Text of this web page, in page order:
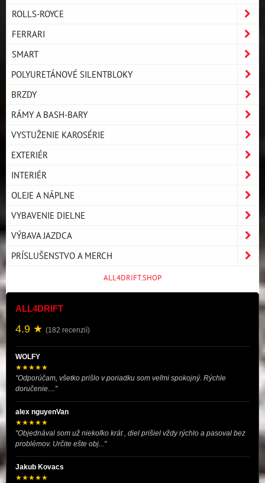
ROLLS-ROYCE
FERRARI
SMART
POLYURETÁNOVÉ SILENTBLOKY
BRZDY
RÁMY A BASH-BARY
VYSTUŽENIE KAROSÉRIE
EXTERIÉR
INTERIÉR
OLEJE A NÁPLNE
VYBAVENIE DIELNE
VÝBAVA JAZDCA
PRÍSLUŠENSTVO A MERCH
ALL4DRIFT.SHOP
ALL4DRIFT
4.9 ★ (182 recenzií)
WOLFY
★★★★★
"Odporúčam, všetko prišlo v poriadku som veľmi spokojný. Rýchle
doručenie...."
alex nguyenVan
★★★★★
"Objednával som už niekoľko krát , diel prišiel vždy rýchlo a pasoval bez
problémov. Určite ešte obj..."
Jakub Kovacs
★★★★★